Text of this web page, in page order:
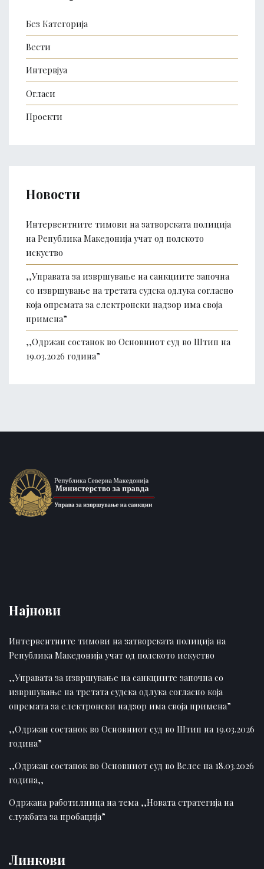
Без Категорија
Вести
Интервјуа
Огласи
Проекти
Новости
Интервентните тимови на затворската полиција
на Република Македонија учат од полското
искуство
,,Управата за извршување на санкциите започна
со извршување на третата судска одлука согласно
која опремата за електронски надзор има своја
примена”
,,Одржан состанок во Основниот суд во Штип на
19.03.2026 година”
Најнови
Интервентните тимови на затворската полиција на
Република Македонија учат од полското искуство
,,Управата за извршување на санкциите започна со
извршување на третата судска одлука согласно која
опремата за електронски надзор има своја примена”
,,Одржан состанок во Основниот суд во Штип на 19.03.2026
година”
,,Одржан состанок во Основниот суд во Велес на 18.03.2026
година,,
Одржана работилница на тема ,,Новата стратегија на
службата за пробација”
Линкови